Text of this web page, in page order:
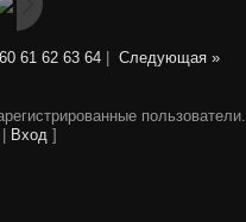
60 61 62 63 64 Следующая »
пользователи.
Вход]